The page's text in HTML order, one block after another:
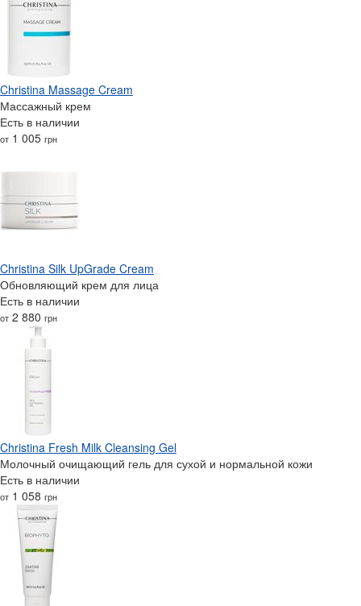
Christina Massage Cream
Массажный крем
Есть в наличии
от 1 005 грн
Christina Silk UpGrade Cream
Обновляющий крем для лица
Есть в наличии
от 2 880 грн
Christina Fresh Milk Cleansing Gel
Молочный очищающий гель для сухой и нормальной кожи
Есть в наличии
от 1 058 грн